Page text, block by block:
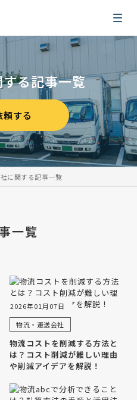
る記事一覧
頼する
に関する記事一覧
一覧
2026年01月07日
物流・運送会社
物流コストを削減する方法と
は？コスト削減が難しい理由
や削減アイデアを解説！